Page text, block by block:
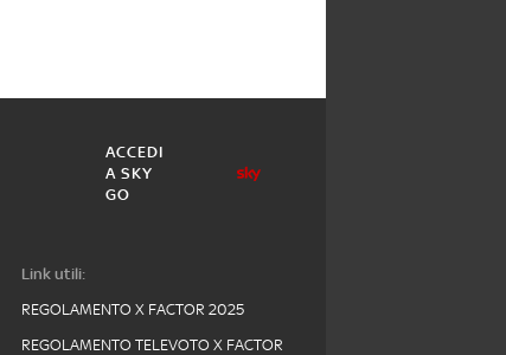
ACCEDI
A SKY
GO
Link utili:
REGOLAMENTO X FACTOR 2025
REGOLAMENTO TELEVOTO X FACTOR